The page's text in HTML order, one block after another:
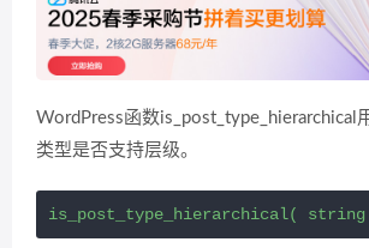
WordPress函数is_post_type_hierarchical
类型是否支持层级。
is_post_type_hierarchical( string